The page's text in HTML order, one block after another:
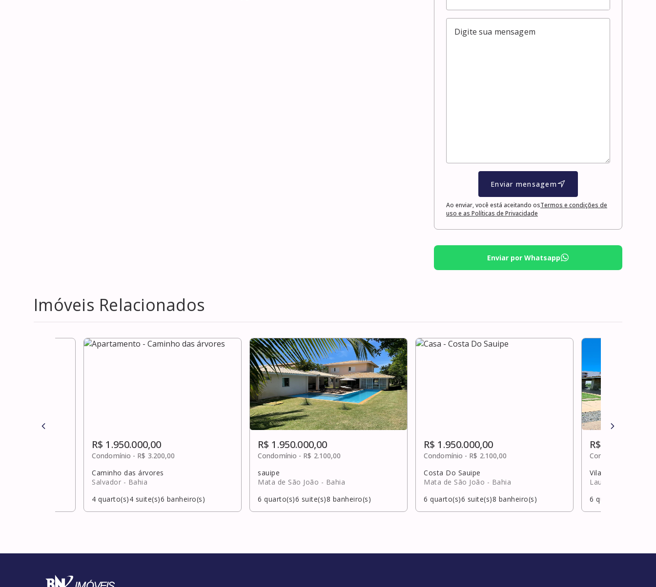
Enviar mensagem
Ao enviar, você está aceitando osTermos e condições de
uso e as Políticas de Privacidade
Enviar por Whatsapp
Imóveis Relacionados
R$ 1.950.000,00
Condomínio - R$ 3.200,00
Caminho das árvores
Salvador - Bahia
4 quarto(s)4 suite(s)6 banheiro(s)
R$ 1.950.000,00
Condomínio - R$ 2.100,00
sauipe
Mata de São João - Bahia
6 quarto(s)6 suite(s)8 banheiro(s)
R$ 1.950.000,00
Condomínio - R$ 2.100,00
Costa Do Sauipe
Mata de São João - Bahia
6 quarto(s)6 suite(s)8 banheiro(s)
R$
Condomínio -
Vilas do atlântico
Lauro de Freitas
6 quarto(s)